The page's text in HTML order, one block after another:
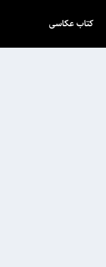
کتاب عکاسی